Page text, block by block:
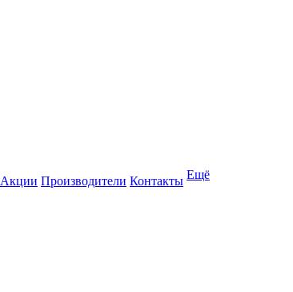
Акции Производители Контакты Ещё